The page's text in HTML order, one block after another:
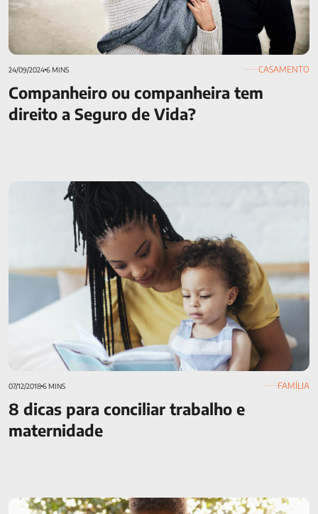
24/09/20246 MINS CASAMENTO
Companheiro ou companheira tem
direito a Seguro de Vida?
8 dicas para conciliar trabalho e maternidade
07/12/20186 MINS FAMÍLIA
8 dicas para conciliar trabalho e
maternidade
Seguro de vida para terceiros: descubra as principais